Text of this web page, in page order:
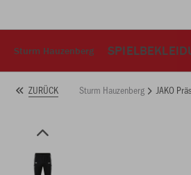
Sturm Hauzenberg
ZURÜCK Sturm Hauzenberg JAKO